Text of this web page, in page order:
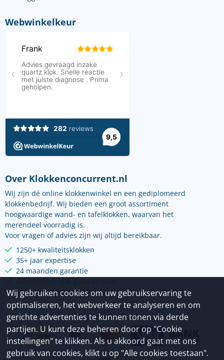
Webwinkelkeur
Over Klokkenconcurrent.nl
Wij zijn dé online klokkenwinkel en een gediplomeerd
klokkenbedrijf. Wij bieden een groot assortiment
hoogwaardige wand- en tafelklokken, waarvan het
merendeel voorradig is.
Voor vragen of advies zijn wij altijd bereikbaar.
1250+ kwaliteitsklokken
35+ jaar expertise
24 maanden garantie
Gratis verzending vanaf €75
Betaalmethoden
Wij gebruiken cookies om uw gebruikservaring te
optimaliseren, het webverkeer te analyseren en om
gerichte advertenties te kunnen tonen via derde
partijen. U kunt deze beheren door op "Cookie
instellingen" te klikken. Als u akkoord gaat met ons
gebruik van cookies, klikt u op "Alle cookies toestaan".